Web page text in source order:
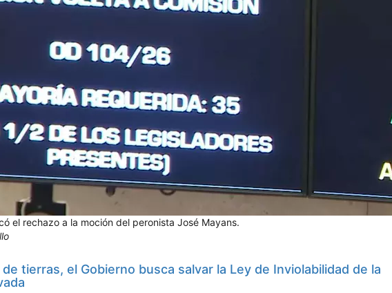
el rechazo a la moción del peronista José Mayans.
tierras, el Gobierno busca salvar la Ley de Inviolabilidad de la